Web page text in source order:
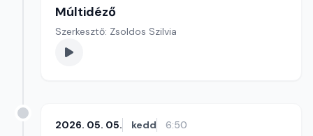
Múltidéző
Szerkesztő: Zsoldos Szilvia
2026. 05. 05. kedd 6:50